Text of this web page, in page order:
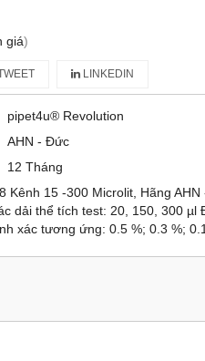
giá)
LINKEDIN
pipet4u® Revolution
AHN - Đức
12 Tháng
Kênh 15 -300 Microlit, Hãng
dải thể tích test: 20, 150, 300
xác tương ứng: 0.5 %; 0.3 %;